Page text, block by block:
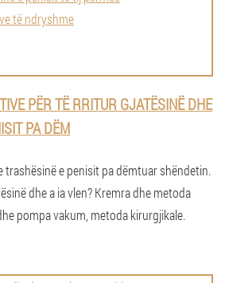
PËR TË RRITUR GJATËSINË DHE
PA DËM
trashësinë e penisit pa dëmtuar shëndetin.
dhe a ia vlen? Kremra dhe metoda
pompa vakum, metoda kirurgjikale.